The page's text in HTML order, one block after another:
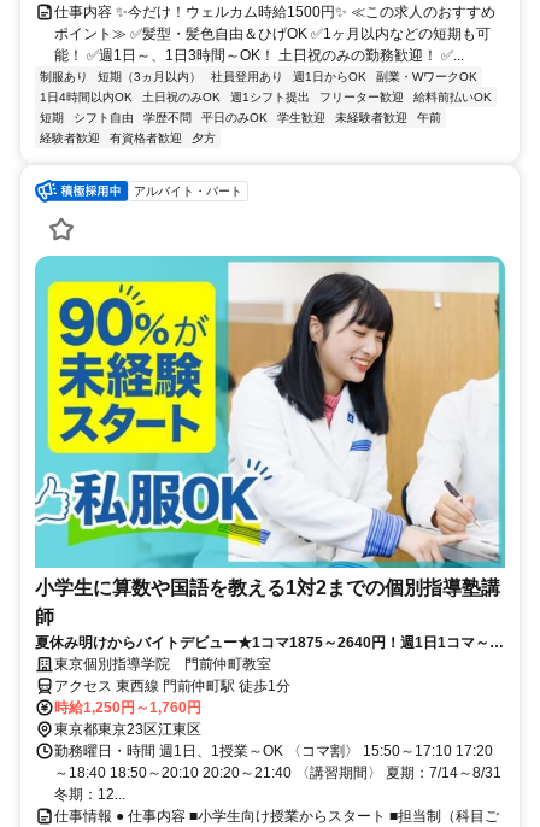
仕事内容 ✨今だけ！ウェルカム時給1500円✨ ≪この求人のおすすめ
ポイント≫ ✅髪型・髪色自由＆ひげOK ✅1ヶ月以内などの短期も可
能！ ✅週1日～、1日3時間～OK！ 土日祝のみの勤務歓迎！ ✅...
制服あり 短期（3ヵ月以内） 社員登用あり 週1日からOK
副業・WワークOK
1日4時間以内OK
土日祝のみOK 週1シフト提出 フリーター歓迎
給料前払いOK
短期
シフト自由 学歴不問 平日のみOK 学生歓迎 未経験者歓迎
午前
経験者歓迎
有資格者歓迎 夕方
アルバイト・パート
小学生に算数や国語を教える1対2までの個別指導塾講
師
夏休み明けからバイトデビュー★1コマ1875～2640円！週1日1コマ～私
服でok◎
東京個別指導学院 門前仲町教室
アクセス 東西線 門前仲町駅 徒歩1分
時給1,250円～1,760円
東京都東京23区江東区
勤務曜日・時間 週1日、1授業～OK 〈コマ割〉 15:50～17:10 17:20
～18:40 18:50～20:10 20:20～21:40 〈講習期間〉 夏期：7/14～8/31
冬期：12...
仕事情報 ● 仕事内容 ■小学生向け授業からスタート ■担当制（科目ご